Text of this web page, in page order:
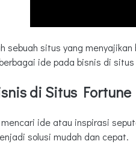
sebuah situs yang
ide pada bisnis di
di Situs
ide atau inspirasi
solusi mudah dan cepat.